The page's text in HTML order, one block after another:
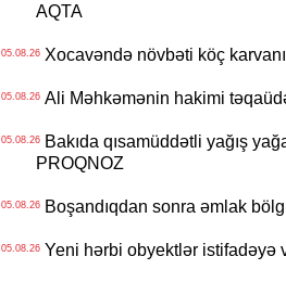
AQTA
05.08.26Xocavəndə növbəti köç
05.08.26Ali Məhkəmənin hakimi
05.08.26Bakıda qısamüddətli yağış
PROQNOZ
05.08.26Boşandıqdan sonra əmlak
05.08.26Yeni hərbi obyektlər istifadəyə